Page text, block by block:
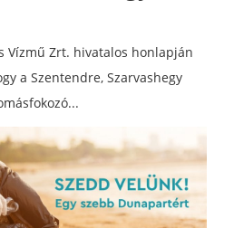
Vízmű Zrt. hivatalos honlapján
a Szentendre, Szarvashegy